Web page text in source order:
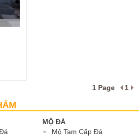
1 Page
1
MỘ ĐÁ
Mộ Tam Cấp Đá